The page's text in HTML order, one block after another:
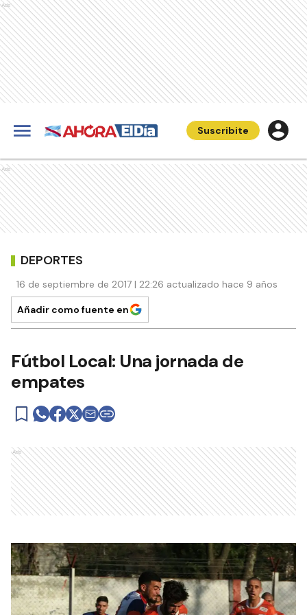
Ads
Suscribite
Ads
DEPORTES
16 de septiembre de 2017 | 22:26 actualizado hace 9 años
Añadir como fuente en
Fútbol Local: Una jornada de
empates
Ads